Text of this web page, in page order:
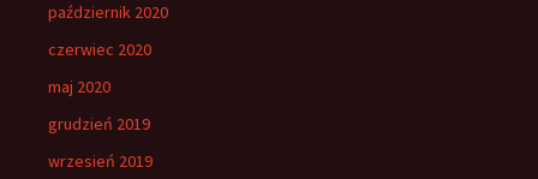
październik 2020
czerwiec 2020
maj 2020
grudzień 2019
wrzesień 2019